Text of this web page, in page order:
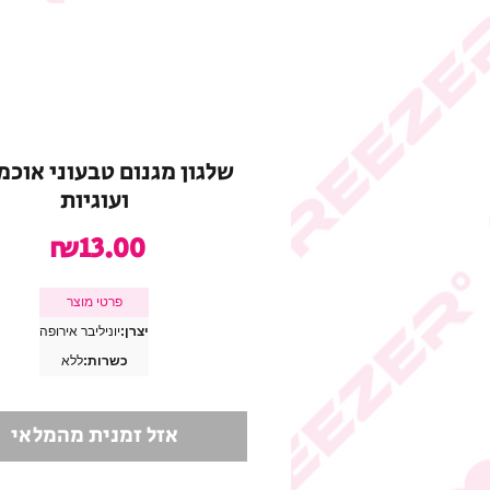
שלגון מגנום טבעוני
ועוגיות
₪13.00
פרטי מוצר
יצרן:יוניליבר אירופה
כשרות:ללא
אזל זמנית מהמלאי